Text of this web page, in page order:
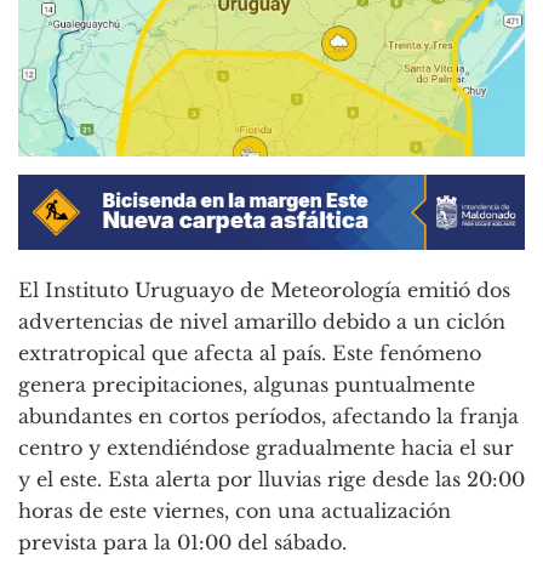
El Instituto Uruguayo de Meteorología emitió dos
advertencias de nivel amarillo debido a un ciclón
extratropical que afecta al país. Este fenómeno
genera precipitaciones, algunas puntualmente
abundantes en cortos períodos, afectando la franja
centro y extendiéndose gradualmente hacia el sur
y el este. Esta alerta por lluvias rige desde las 20:00
horas de este viernes, con una actualización
prevista para la 01:00 del sábado.